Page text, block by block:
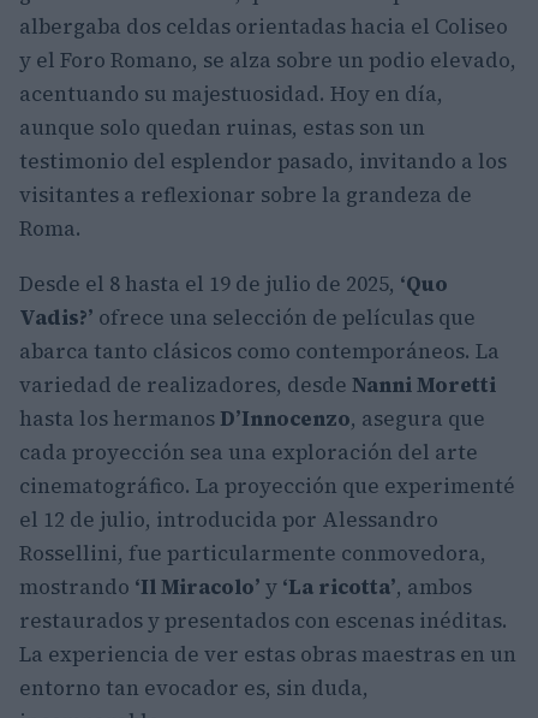
albergaba dos celdas orientadas hacia el Coliseo
y el Foro Romano, se alza sobre un podio elevado,
acentuando su majestuosidad. Hoy en día,
aunque solo quedan ruinas, estas son un
testimonio del esplendor pasado, invitando a los
visitantes a reflexionar sobre la grandeza de
Roma.
Desde el 8 hasta el 19 de julio de 2025, ‘Quo
Vadis?’ ofrece una selección de películas que
abarca tanto clásicos como contemporáneos. La
variedad de realizadores, desde Nanni Moretti
hasta los hermanos D’Innocenzo, asegura que
cada proyección sea una exploración del arte
cinematográfico. La proyección que experimenté
el 12 de julio, introducida por Alessandro
Rossellini, fue particularmente conmovedora,
mostrando ‘Il Miracolo’ y ‘La ricotta’, ambos
restaurados y presentados con escenas inéditas.
La experiencia de ver estas obras maestras en un
entorno tan evocador es, sin duda,